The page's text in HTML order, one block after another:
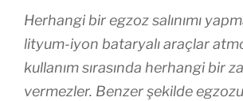
Herhangi bir egzoz salınımı
lityum-iyon bataryalı araçlar
kullanım sırasında herhangi bir
vermezler. Benzer şekilde